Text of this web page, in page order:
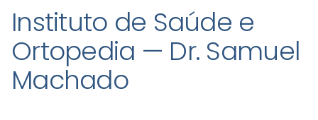
Instituto de Saúde e
Ortopedia — Dr. Samuel
Machado